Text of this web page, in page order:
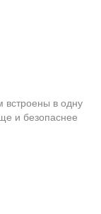
встроены в одну
и безопаснее